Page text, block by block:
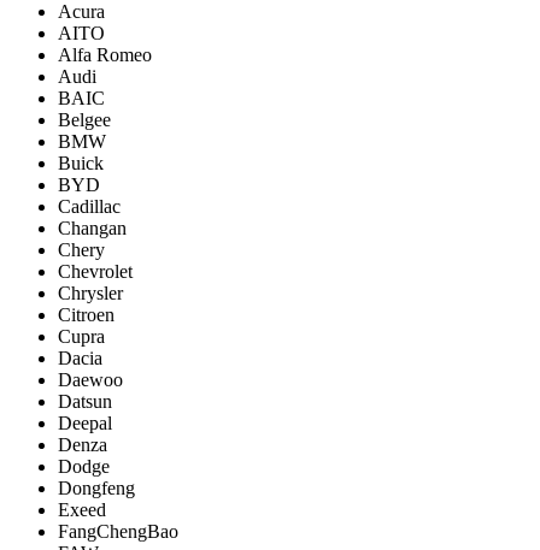
Acura
AITO
Alfa Romeo
Audi
BAIC
Belgee
BMW
Buick
BYD
Cadillac
Changan
Chery
Chevrolet
Chrysler
Citroen
Cupra
Dacia
Daewoo
Datsun
Deepal
Denza
Dodge
Dongfeng
Exeed
FangChengBao